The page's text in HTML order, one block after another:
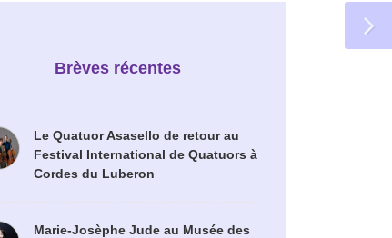
Brèves récentes
Le Quatuor Asasello de retour au
Festival International de Quatuors à
Cordes du Luberon
Marie-Josèphe Jude au Musée des